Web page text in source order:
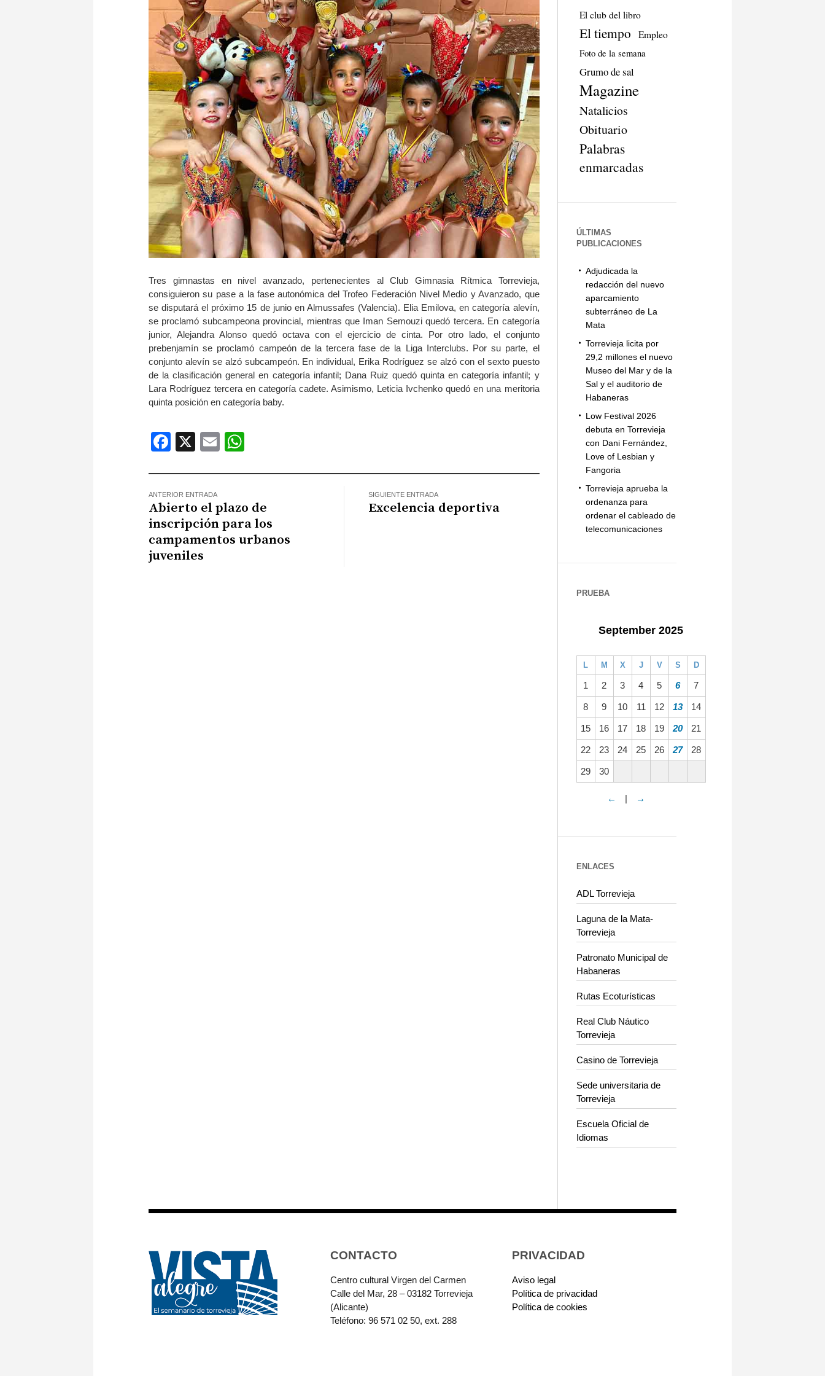
Tres gimnastas en nivel avanzado, pertenecientes al Club Gimnasia Rítmica Torrevieja,
consiguieron su pase a la fase autonómica del Trofeo Federación Nivel Medio y Avanzado, que
se disputará el próximo 15 de junio en Almussafes (Valencia). Elia Emilova, en categoría alevín,
se proclamó subcampeona provincial, mientras que Iman Semouzi quedó tercera. En categoría
junior, Alejandra Alonso quedó octava con el ejercicio de cinta. Por otro lado, el conjunto
prebenjamín se proclamó campeón de la tercera fase de la Liga Interclubs. Por su parte, el
conjunto alevín se alzó subcampeón. En individual, Erika Rodríguez se alzó con el sexto puesto
de la clasificación general en categoría infantil; Dana Ruiz quedó quinta en categoría infantil; y
Lara Rodríguez tercera en categoría cadete. Asimismo, Leticia Ivchenko quedó en una meritoria
quinta posición en categoría baby.
Facebook
X Email
ANTERIOR ENTRADA
Abierto el plazo de
inscripción para los
campamentos urbanos
juveniles
SIGUIENTE ENTRADA
Excelencia deportiva
El club del libro
El tiempo Empleo
Foto de la semana
Grumo de sal
Magazine
Natalicios
Obituario
Palabras
enmarcadas
ÚLTIMAS
PUBLICACIONES
Adjudicada la
redacción del nuevo
aparcamiento
subterráneo de La
Mata
Torrevieja licita por
29,2 millones el nuevo
Museo del Mar y de la
Sal y el auditorio de
Habaneras
Low Festival 2026
debuta en Torrevieja
con Dani Fernández,
Love of Lesbian y
Fangoria
Torrevieja aprueba la
ordenanza para
ordenar el cableado de
telecomunicaciones
PRUEBA
September 2025
L M X J V S D
1 2 3 4 5 6 7
8 9 10 11 12 13 14
15 16 17 18 19 20 21
22 23 24 25 26 27 28
29 30
← | →
ENLACES
ADL Torrevieja
Laguna de la Mata-
Torrevieja
Patronato Municipal de
Habaneras
Rutas Ecoturísticas
Real Club Náutico
Torrevieja
Casino de Torrevieja
Sede universitaria de
Torrevieja
Escuela Oficial de
Idiomas
CONTACTO
Centro cultural Virgen del Carmen
Calle del Mar, 28 – 03182 Torrevieja
(Alicante)
Teléfono: 96 571 02 50, ext. 288
PRIVACIDAD
Aviso legal
Política de privacidad
Política de cookies